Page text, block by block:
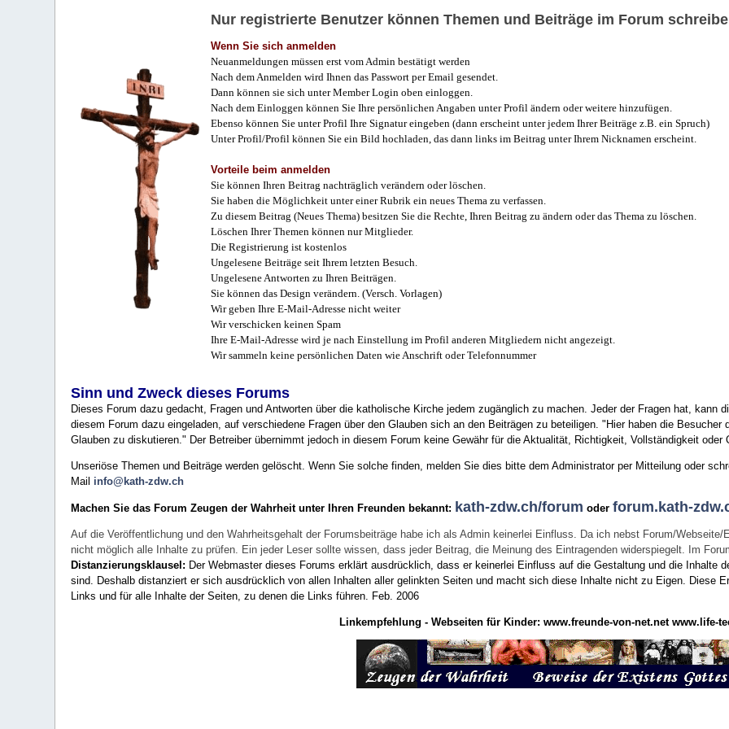
Nur registrierte Benutzer können Themen und Beiträge im Forum
Wenn Sie sich anmelden
Neuanmeldungen müssen erst vom Admin bestätigt werden
Nach dem Anmelden wird Ihnen das Passwort per Email gesendet.
Dann können sie sich unter Member Login oben einloggen.
Nach dem Einloggen können Sie Ihre persönlichen Angaben unter Profil ändern oder weitere hinzufügen.
Ebenso können Sie unter Profil Ihre Signatur eingeben (dann erscheint unter jedem Ihrer Beiträge z.B. ein Spruch)
Unter Profil/Profil können Sie ein Bild hochladen, das dann links im Beitrag unter Ihrem Nicknamen erscheint.
Vorteile beim anmelden
Sie können Ihren Beitrag nachträglich verändern oder löschen.
Sie haben die Möglichkeit unter einer Rubrik ein neues Thema zu verfassen.
Zu diesem Beitrag (Neues Thema) besitzen Sie die Rechte, Ihren Beitrag zu ändern oder das Thema zu löschen.
Löschen Ihrer Themen können nur Mitglieder.
Die Registrierung ist kostenlos
Ungelesene Beiträge seit Ihrem letzten Besuch.
Ungelesene Antworten zu Ihren Beiträgen.
Sie können das Design verändern. (Versch. Vorlagen)
Wir geben Ihre E-Mail-Adresse nicht weiter
Wir verschicken keinen Spam
Ihre E-Mail-Adresse wird je nach Einstellung im Profil anderen Mitgliedern nicht angezeigt.
Wir sammeln keine persönlichen Daten wie Anschrift oder Telefonnummer
Sinn und Zweck dieses Forums
Dieses Forum dazu gedacht, Fragen und Antworten über die katholische Kirche jedem zugänglich zu machen. Jeder der Fragen hat, kann
diesem Forum dazu eingeladen, auf verschiedene Fragen über den Glauben sich an den Beiträgen zu beteiligen. "Hier haben die
Glauben zu diskutieren." Der Betreiber übernimmt jedoch in diesem Forum keine Gewähr für die Aktualität, Richtigkeit, Vollständigkeit
Unseriöse Themen und Beiträge werden gelöscht. Wenn Sie solche finden, melden Sie dies bitte dem Administrator per Mitteilung oder
Mail info@kath-zdw.ch
Machen Sie das Forum Zeugen der Wahrheit unter Ihren Freunden bekannt: kath-zdw.ch/forum oderforum.kath-
Auf die Veröffentlichung und den Wahrheitsgehalt der Forumsbeiträge habe ich als Admin keinerlei Einfluss. Da ich nebst Forum/
nicht möglich alle Inhalte zu prüfen. Ein jeder Leser sollte wissen, dass jeder Beitrag, die Meinung des Eintragenden widerspiegelt. Im
Distanzierungsklausel: Der Webmaster dieses Forums erklärt ausdrücklich, dass er keinerlei Einfluss auf die Gestaltung und die Inhalte
sind. Deshalb distanziert er sich ausdrücklich von allen Inhalten aller gelinkten Seiten und macht sich diese Inhalte nicht zu Eigen.
Diese
Links und für alle Inhalte der Seiten, zu denen die Links führen.
Feb. 2006
Linkempfehlung - Webseiten für Kinder: www.freunde-von-net.net www.life-